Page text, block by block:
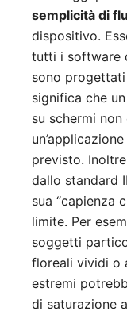
semplicità di
dispositivo.
tutti i software
sono
significa che
su schermi
previsto.
dallo standard
sua “capienza
limite. Per
soggetti
floreali vividi o
estremi
di saturazione